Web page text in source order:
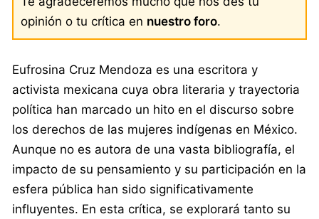
opinión o tu crítica en nuestro foro.
Eufrosina Cruz Mendoza es una escritora y
activista mexicana cuya obra literaria y trayectoria
política han marcado un hito en el discurso sobre
los derechos de las mujeres indígenas en México.
Aunque no es autora de una vasta bibliografía, el
impacto de su pensamiento y su participación en la
esfera pública han sido significativamente
influyentes. En esta crítica, se explorará tanto su